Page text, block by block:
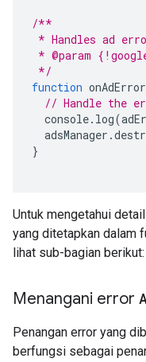
/**
* Handles ad
* @param
*/
function onAdError
// Handle the
console. log(
adsManager .
}
Untuk mengetahui
yang ditetapkan dalam
lihat sub-bagian berikut:
Menangani error
Penangan error yang
berfungsi sebagai